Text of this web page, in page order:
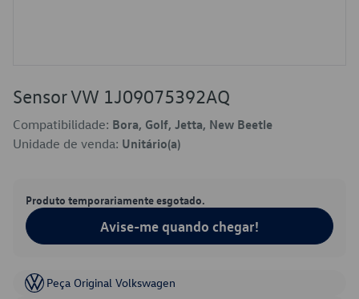
Sensor VW 1J09075392AQ
Compatibilidade: Bora, Golf, Jetta, New Beetle
Unidade de venda: Unitário(a)
Produto temporariamente esgotado.
Avise-me quando chegar!
Peça Original Volkswagen